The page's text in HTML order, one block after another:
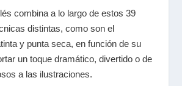
combina a lo largo de estos 39
distintas, como son el
y punta seca, en función de su
un toque dramático, divertido o de
a las ilustraciones.